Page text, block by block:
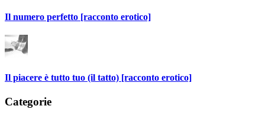
Il numero perfetto [racconto erotico]
Il piacere è tutto tuo (il tatto) [racconto erotico]
Categorie